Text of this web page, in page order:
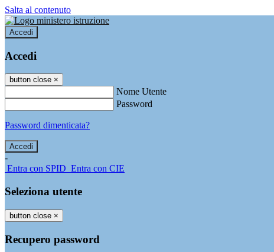
Salta al contenuto
Accedi
Accedi
button close ×
Nome Utente
Password
Password dimenticata?
-
Entra con SPID Entra con CIE
Seleziona utente
button close ×
Recupero password